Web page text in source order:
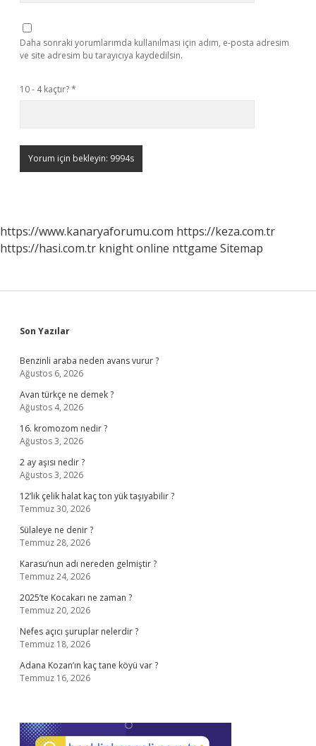
Daha sonraki yorumlarımda kullanılması için adım, e-posta adresim
ve site adresim bu tarayıcıya kaydedilsin.
10 - 4 kaçtır?*
https://www.kanaryaforumu.com https://keza.com.tr
https://hasi.com.tr knight online nttgame Sitemap
Sidebar
Son Yazılar
Benzinli araba neden avans vurur ?
Ağustos 6, 2026
Avan türkçe ne demek ?
Ağustos 4, 2026
16. kromozom nedir ?
Ağustos 3, 2026
2 ay aşısı nedir ?
Ağustos 3, 2026
12’lik çelik halat kaç ton yük taşıyabilir ?
Temmuz 30, 2026
Sülaleye ne denir ?
Temmuz 28, 2026
Karasu’nun adı nereden gelmiştir ?
Temmuz 24, 2026
2025’te Kocakarı ne zaman ?
Temmuz 20, 2026
Nefes açıcı şuruplar nelerdir ?
Temmuz 18, 2026
Adana Kozan’ın kaç tane köyü var ?
Temmuz 16, 2026